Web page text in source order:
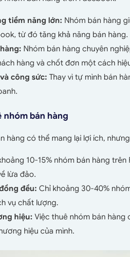
tiềm năng lớn: Nhóm bán hàng
từ đó tăng khả năng bán hàng.
Nhóm bán hàng chuyên
hàng và chốt đơn một cách
công sức: Thay vì tự mình bán
nhóm bán hàng
hàng có thể mang lại lợi ích,
10-15% nhóm bán hàng
lừa đảo.
đều: Chỉ khoảng 30-40%
vụ chất lượng.
hiệu: Việc thuê nhóm bán hàng
hiệu của mình.